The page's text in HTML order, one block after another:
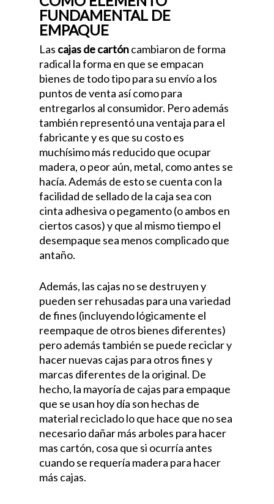
FUNDAMENTAL DE
EMPAQUE
Las cajas de cartóncambiaron de forma
radical la forma en que se empacan
bienes de todo tipo para su envío a los
puntos de venta así como para
entregarlos al consumidor. Pero además
también representó una ventaja para el
fabricante y es que su costo es
muchísimo más reducido que ocupar
madera, o peor aún, metal, como antes se
hacía. Además de esto se cuenta con la
facilidad de sellado de la caja sea con
cinta adhesiva o pegamento (o ambos en
ciertos casos) y que al mismo tiempo el
desempaque sea menos complicado que
antaño.
Además, las cajas no se destruyen y
pueden ser rehusadas para una variedad
de fines (incluyendo lógicamente el
reempaque de otros bienes diferentes)
pero además también se puede reciclar y
hacer nuevas cajas para otros fines y
marcas diferentes de la original. De
hecho, la mayoría de cajas para empaque
que se usan hoy día son hechas de
material reciclado lo que hace que no sea
necesario dañar más arboles para hacer
mas cartón, cosa que si ocurría antes
cuando se requería madera para hacer
más cajas.